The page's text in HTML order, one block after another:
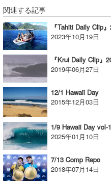
関連する記事
2023年10月19日
2019年06月27日
12/1 Hawaii Day
2015年12月03日
1/9 Hawaii Day vol-1
2025年01月10日
7/13 Comp Repo
2018年07月14日
MIN
mitz
OYZ
S.K
Soulman
VAGY
waka☆=
YUKI☆
たっちー